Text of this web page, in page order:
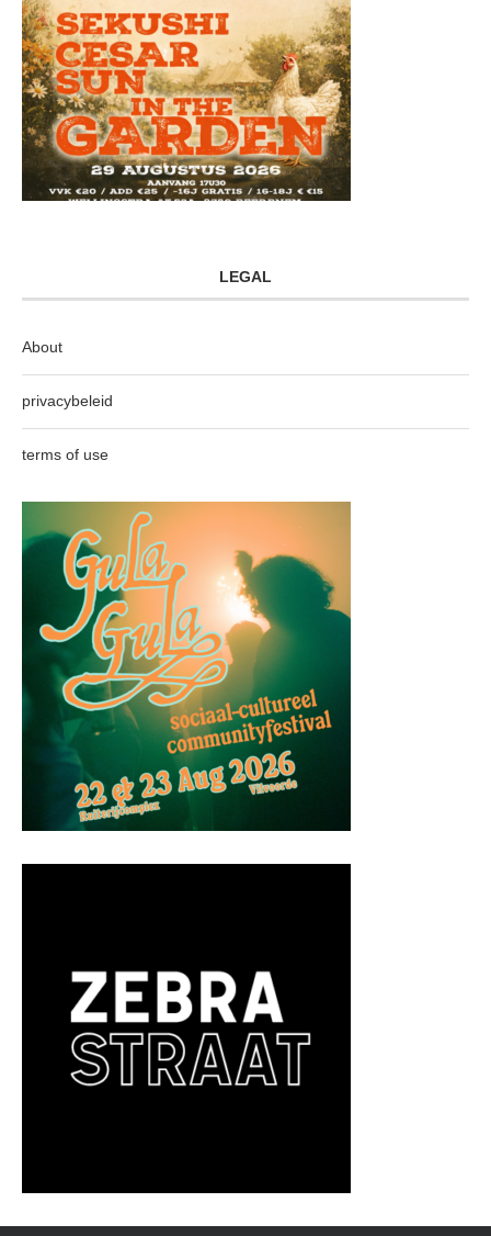
LEGAL
About
privacybeleid
terms of use